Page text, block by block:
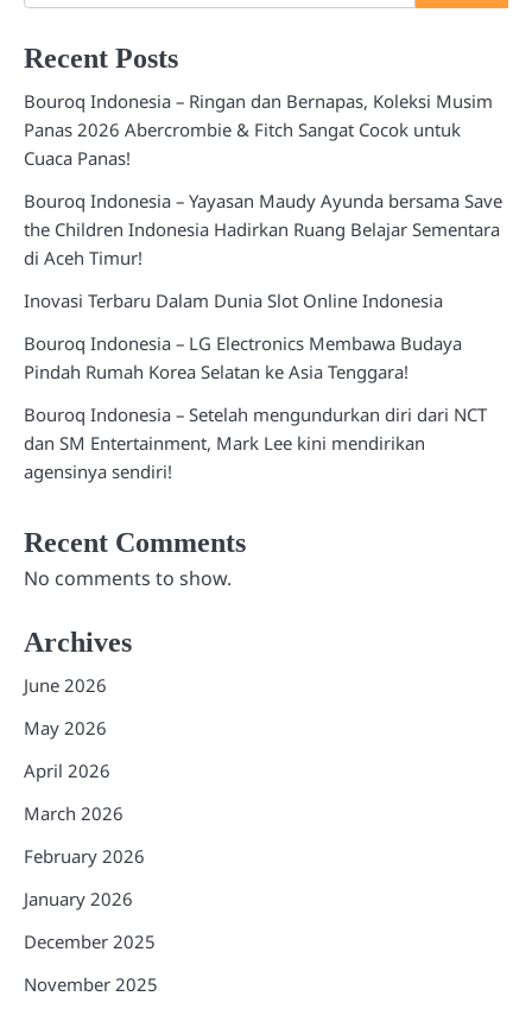
Recent Posts
Bouroq Indonesia – Ringan dan Bernapas, Koleksi Musim
Panas 2026 Abercrombie & Fitch Sangat Cocok untuk
Cuaca Panas!
Bouroq Indonesia – Yayasan Maudy Ayunda bersama Save
the Children Indonesia Hadirkan Ruang Belajar Sementara
di Aceh Timur!
Inovasi Terbaru Dalam Dunia Slot Online Indonesia
Bouroq Indonesia – LG Electronics Membawa Budaya
Pindah Rumah Korea Selatan ke Asia Tenggara!
Bouroq Indonesia – Setelah mengundurkan diri dari NCT
dan SM Entertainment, Mark Lee kini mendirikan
agensinya sendiri!
Recent Comments
No comments to show.
Archives
June 2026
May 2026
April 2026
March 2026
February 2026
January 2026
December 2025
November 2025